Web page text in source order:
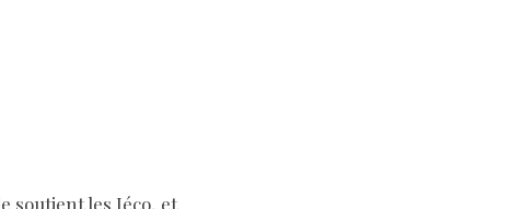
soutient les Jéco, et